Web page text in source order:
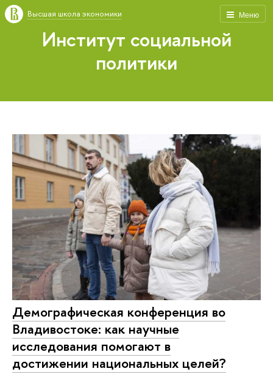
Меню
Высшая школа экономики
Институт социальной
политики
Демографическая конференция во
Владивостоке: как научные
исследования помогают в
достижении национальных целей?